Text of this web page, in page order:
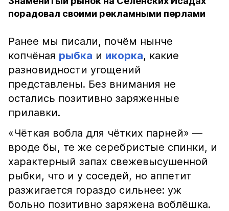
порадовал своими рекламными перлами
Ранее мы писали, почём нынче
копчёная рыбка и икорка, какие
разновидности угощений
представлены. Без внимания не
остались позитивно заряженные
прилавки.
«Чёткая вобла для чётких парней» —
вроде бы, те же серебристые спинки, и
характерный запах свежевысушенной
рыбки, что и у соседей, но аппетит
разжигается гораздо сильнее: уж
больно позитивно заряжена воблёшка.